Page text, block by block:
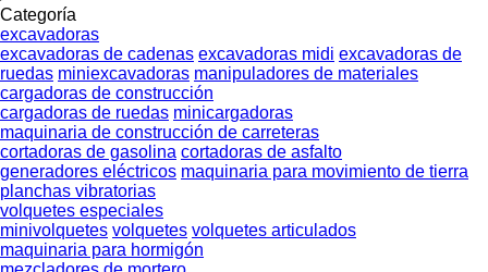
Categoría
excavadoras
excavadoras de cadenas excavadoras midi excavadoras de
ruedas miniexcavadoras manipuladores de materiales
cargadoras de construcción
cargadoras de ruedas minicargadoras
maquinaria de construcción de carreteras
cortadoras de gasolina cortadoras de asfalto
generadores eléctricos maquinaria para movimiento de tierra
planchas vibratorias
volquetes especiales
minivolquetes volquetes volquetes articulados
maquinaria para hormigón